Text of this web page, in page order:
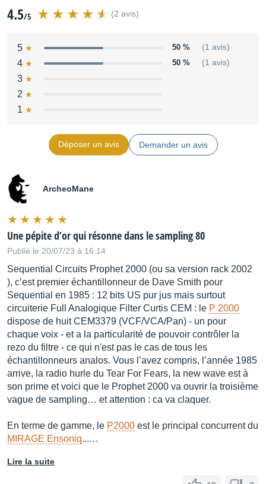
4.5/5 (2 avis)
5 50 % (1 avis)
4 50 % (1 avis)
3
2
1
Déposer un avis Demander un avis
ArcheoMane
Une pépite d’or qui résonne dans le sampling 80
Publié le 20/07/23 à 16:14
Sequential Circuits Prophet 2000 (ou sa version rack 2002
), c’est premier échantillonneur de Dave Smith pour
Sequential en 1985 : 12 bits US pur jus mais surtout
circuiterie Full Analogique Filter Curtis CEM : le P 2000
dispose de huit CEM3379 (VCF/VCA/Pan) - un pour
chaque voix - et a la particularité de pouvoir contrôler la
rezo du filtre - ce qui n'est pas le cas de tous les
échantillonneurs analos. Vous l’avez compris, l’année 1985
arrive, la radio hurle du Tear For Fears, la new wave est à
son prime et voici que le Prophet 2000 va ouvrir la troisième
vague de sampling… et attention : ca va claquer.
En terme de gamme, le P2000 est le principal concurrent du
MIRAGE Ensoniq...…
Lire la suite